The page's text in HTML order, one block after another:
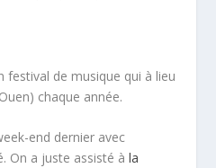
festival de musique qui à lieu
chaque année.
end dernier avec
On a juste assisté àla